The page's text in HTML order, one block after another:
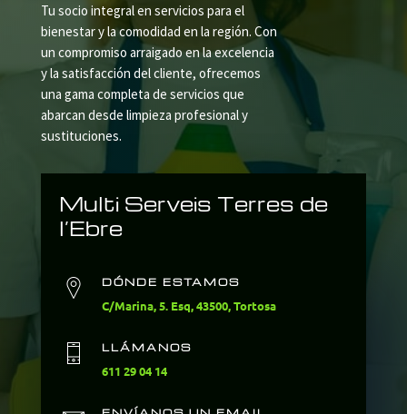
Tu socio integral en servicios para el
bienestar y la comodidad en la región. Con
un compromiso arraigado en la excelencia
y la satisfacción del cliente, ofrecemos
una gama completa de servicios que
abarcan desde limpieza profesional y
sustituciones.
Multi Serveis Terres de
l’Ebre
DÓNDE ESTAMOS
C/Marina, 5. Esq, 43500, Tortosa
LLÁMANOS
611 29 04 14